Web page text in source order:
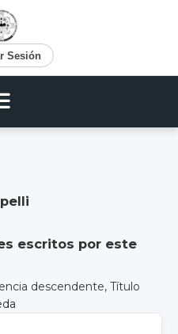
Sesión
escritos por este
descendente, Título